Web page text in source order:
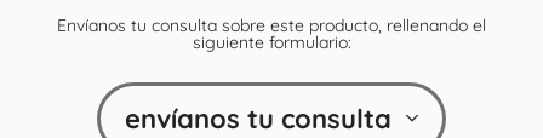
Envíanos tu consulta sobre este producto, rellenando el
siguiente formulario:
envíanos tu consulta